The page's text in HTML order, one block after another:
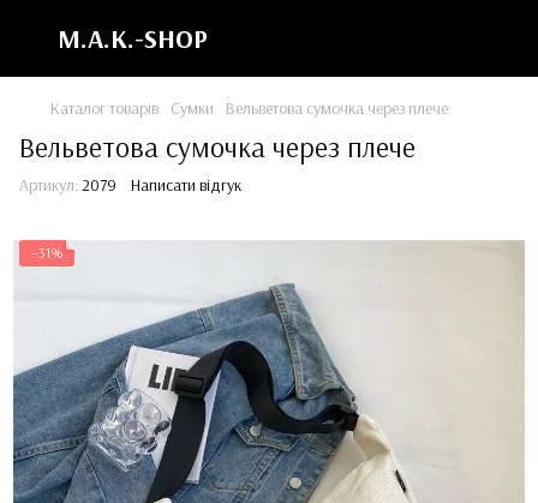
M.A.K.-SHOP
Каталог товарів Сумки Вельветова сумочка через плече
Вельветова сумочка через плече
Артикул: 2079 Написати відгук
−31%